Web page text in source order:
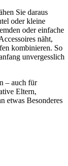
Sie daraus
oder kleine
oder einfache
näht,
kombinieren. So
unvergesslich
– auch für
Eltern,
etwas Besonderes